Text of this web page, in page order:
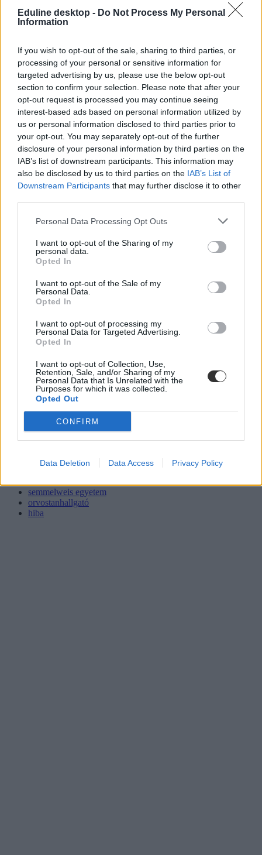
Eduline desktop - Do Not Process My Personal
Information
If you wish to opt-out of the sale, sharing to third parties, or
processing of your personal or sensitive information for
targeted advertising by us, please use the below opt-out
section to confirm your selection. Please note that after your
opt-out request is processed you may continue seeing
interest-based ads based on personal information utilized by
us or personal information disclosed to third parties prior to
your opt-out. You may separately opt-out of the further
disclosure of your personal information by third parties on the
IAB’s list of downstream participants. This information may
also be disclosed by us to third parties on the IAB’s List of
Downstream Participants that may further disclose it to other
Personal Data Processing Opt Outs
I want to opt-out of the Sharing of my
personal data.
Opted In
I want to opt-out of the Sale of my
Personal Data.
Opted In
I want to opt-out of processing my
Personal Data for Targeted Advertising.
Opted In
I want to opt-out of Collection, Use,
Retention, Sale, and/or Sharing of my
Personal Data that Is Unrelated with the
Purposes for which it was collected.
Opted Out
CONFIRM
Data Deletion Data Access Privacy Policy
semmelweis egyetem
orvostanhallgató
hiba